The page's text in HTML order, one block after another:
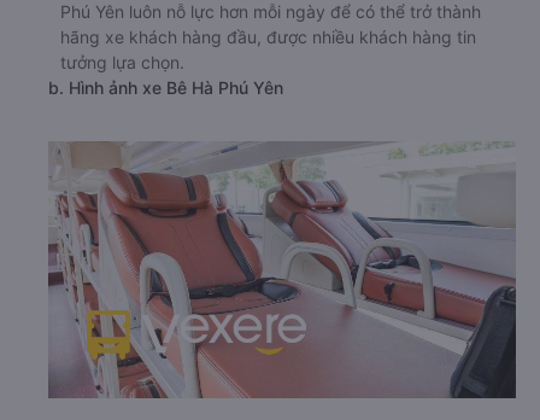
Phú Yên luôn nỗ lực hơn mỗi ngày để có thể trở thành
hãng xe khách hàng đầu, được nhiều khách hàng tin
tưởng lựa chọn.
b. Hình ảnh xe Bê Hà Phú Yên